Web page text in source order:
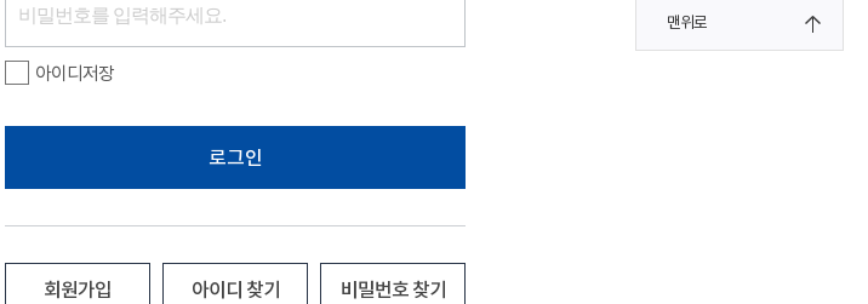
맨위로
아이디저장
로그인
회원가입 아이디 찾기 비밀번호 찾기